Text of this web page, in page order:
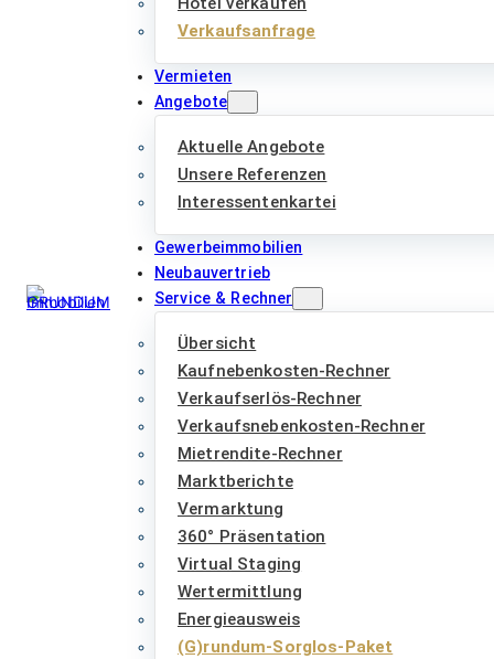
Verkaufsanfrage
Vermieten
Angebote
Aktuelle Angebote
Unsere Referenzen
Interessentenkartei
Gewerbeimmobilien
Neubauvertrieb
Service & Rechner
Übersicht
Kaufnebenkosten-Rechner
Verkaufserlös-Rechner
Verkaufsnebenkosten-Rechner
Mietrendite-Rechner
Marktberichte
Vermarktung
360° Präsentation
Virtual Staging
Wertermittlung
Energieausweis
(G)rundum-Sorglos-Paket